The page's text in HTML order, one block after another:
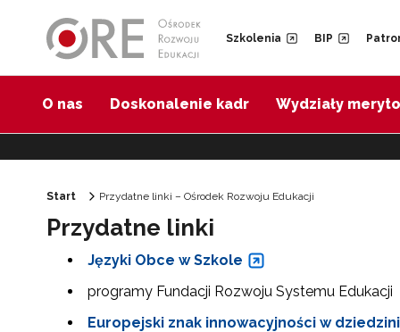
Szkolenia BIP
O nas Doskonalenie kadr Wydziały
Start Przydatne linki – Ośrodek Rozwoju Edukacji
Przydatne linki
Języki Obce w Szkole
programy Fundacji Rozwoju Systemu Edukacji
Europejski znak innowacyjności w